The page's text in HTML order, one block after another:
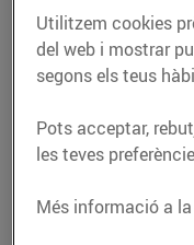
Utilitzem cookies
del web i mostrar
segons els teus
Pots acceptar,
les teves
Més informació a la